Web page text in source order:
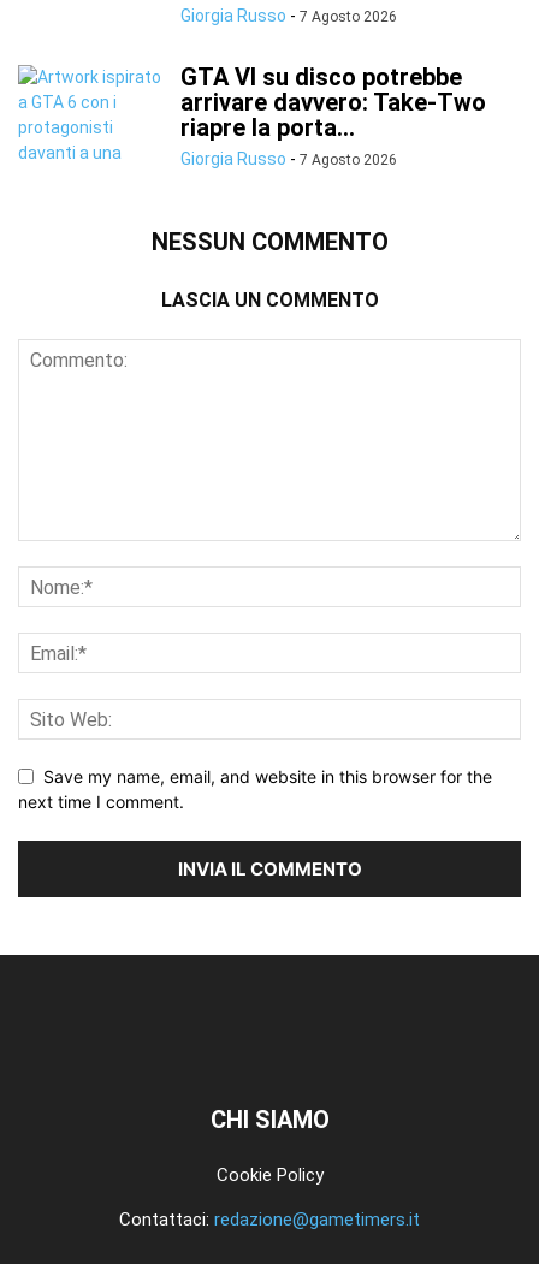
Giorgia Russo - 7 Agosto 2026
GTA VI su disco potrebbe
arrivare davvero: Take-Two
riapre la porta...
Giorgia Russo - 7 Agosto 2026
NESSUN COMMENTO
LASCIA UN COMMENTO
Save my name, email, and website in this browser for the
next time I comment.
CHI SIAMO
Cookie Policy
Contattaci: redazione@gametimers.it